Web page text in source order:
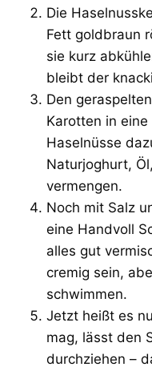
Die
Fett goldbraun
sie kurz
bleibt der
Den
Karotten in
Haselnüsse
Naturjoghurt,
vermengen.
Noch mit Salz
eine Handvoll
alles gut
cremig sein,
schwimmen.
Jetzt heißt es
mag, lässt den
durchziehen –